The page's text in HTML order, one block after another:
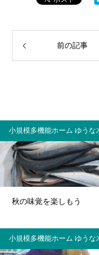
前の記事
小規模多機能ホーム ゆうな
秋の味覚を楽しもう
小規模多機能ホーム ゆうな